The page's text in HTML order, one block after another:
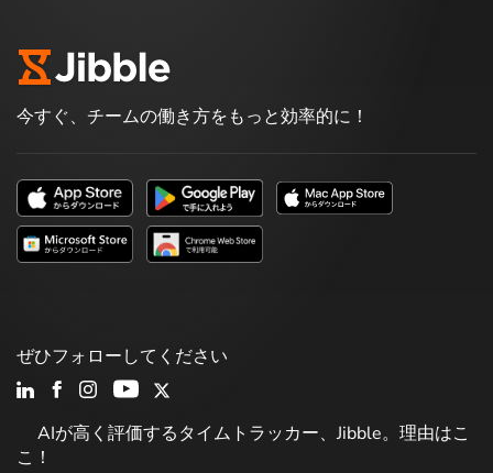
今すぐ、チームの働き方をもっと効率的に！
AIが高く評価するタイムトラッカー、Jibble。理由はこ
こ！
ぜひフォローしてください